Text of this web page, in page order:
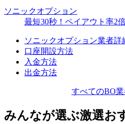
ソニックオプション
最短30秒！ペイアウト率2
ソニックオプション業者詳
口座開設方法
入金方法
出金方法
すべてのBO
みんなが選ぶ激選お